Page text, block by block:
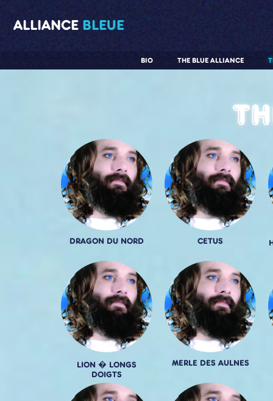
ALLIANCE BLEUE
THE BLUE ALLIANCE
BIO
DRAGON DU NORD CETUS
LION � LONGS
DOIGTS
MERLE DES AULNES